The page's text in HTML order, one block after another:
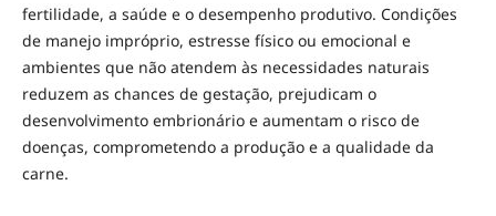
fertilidade, a saúde e o desempenho produtivo. Condições
de manejo impróprio, estresse físico ou emocional e
ambientes que não atendem às necessidades naturais
reduzem as chances de gestação, prejudicam o
desenvolvimento embrionário e aumentam o risco de
doenças, comprometendo a produção e a qualidade da
carne.